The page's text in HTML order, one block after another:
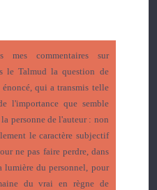
mes commentaires sur
le Talmud la question de
qui a transmis telle
l'importance que semble
personne de l'auteur : non
le caractère subjectif
ne pas faire perdre, dans
du personnel, pour
du vrai en règne de